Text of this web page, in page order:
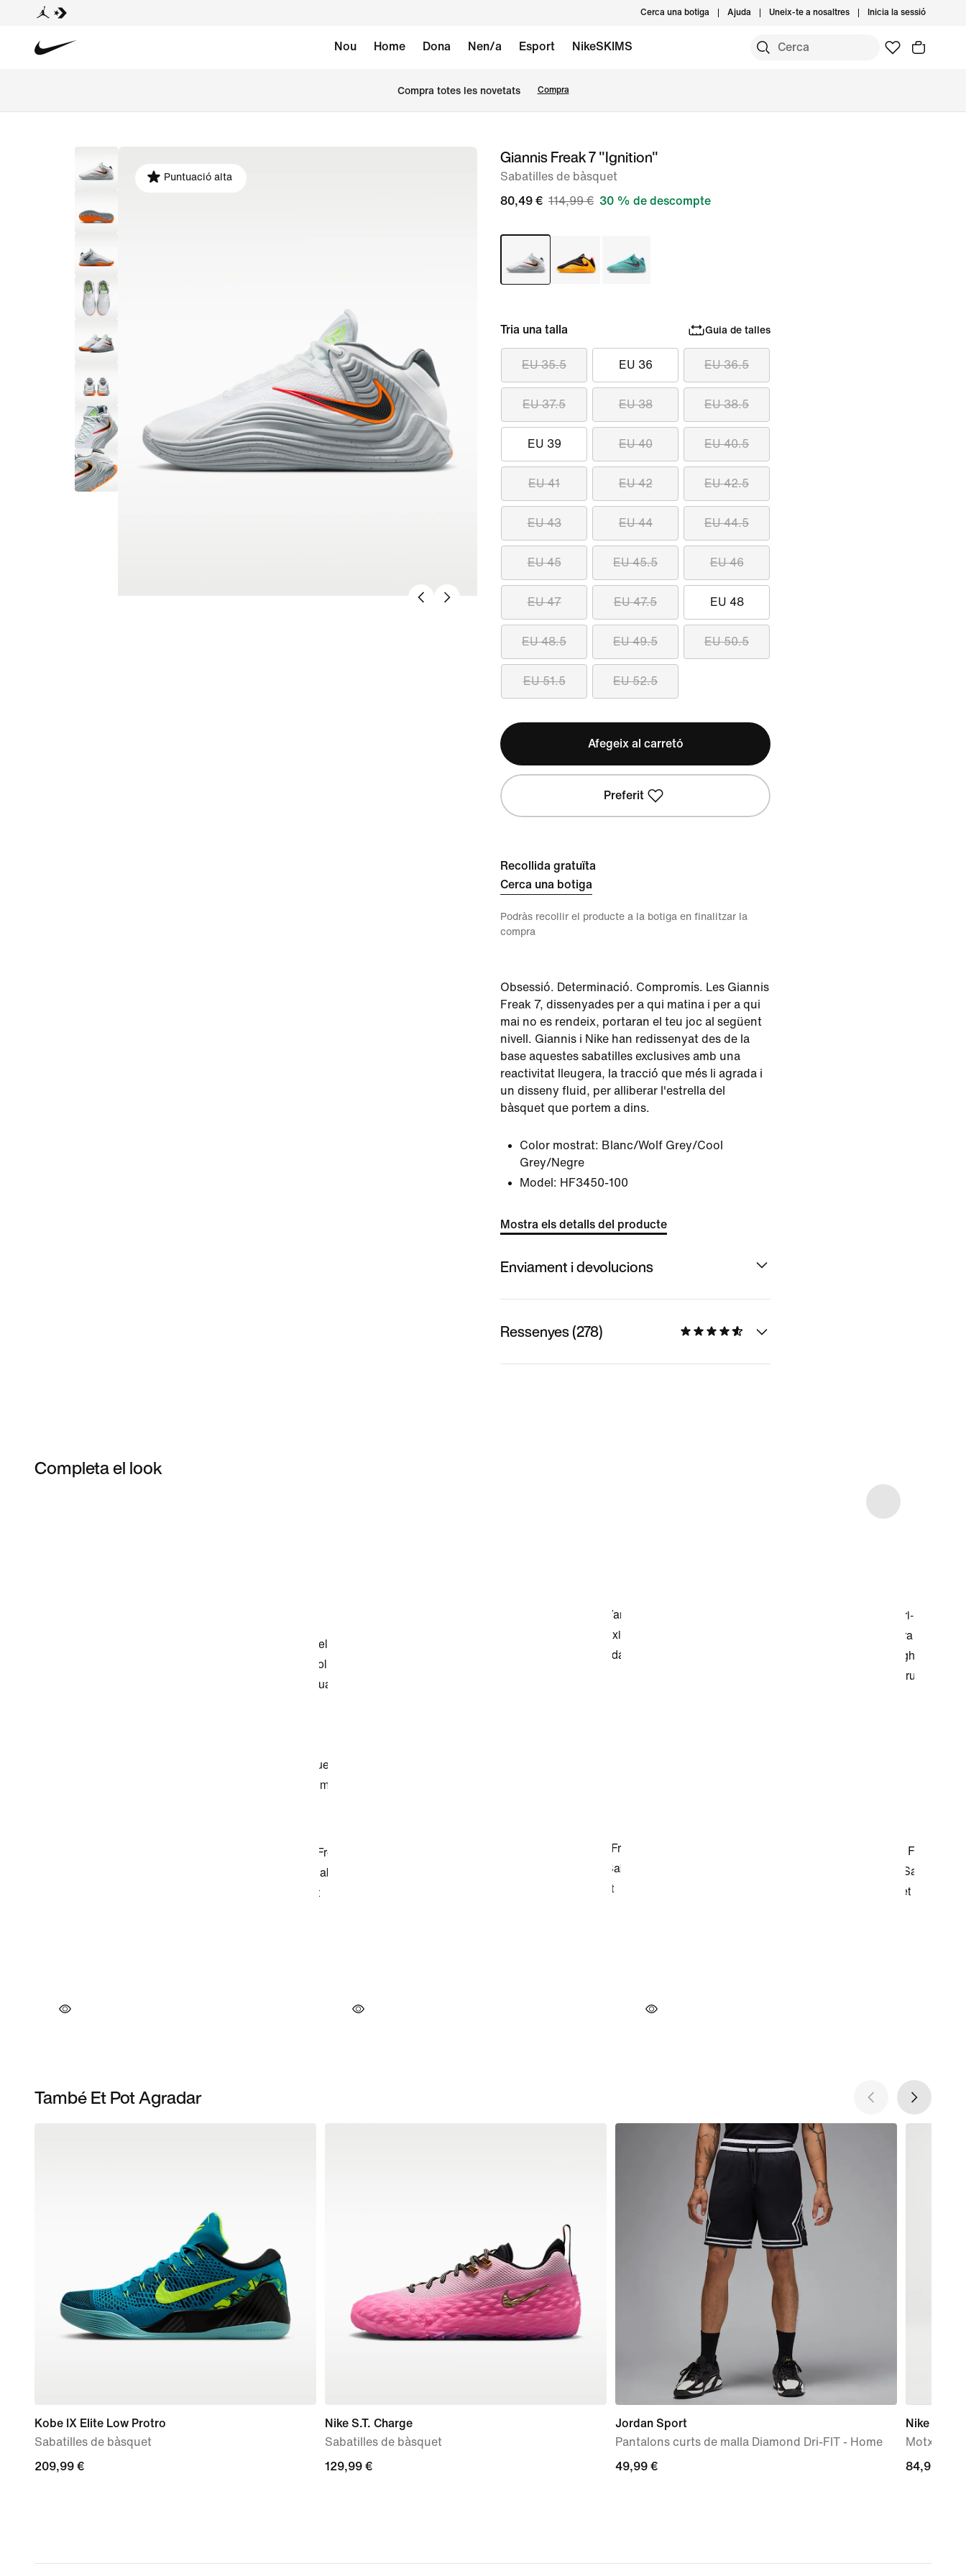
Cerca una botiga Ajuda Uneix-te a nosaltres Inicia la sessió
Nou Home Dona Nen/a Esport NikeSKIMS
Compra totes les novetats Compra
Imatge
Puntuació alta
Giannis Freak 7 "Ignition"
Sabatilles de bàsquet
80,49 € 114,99 € 30 % de descompte
Tria una talla Guia de talles
EU 35.5 EU 36 EU 36.5
EU 37.5 EU 38 EU 38.5
EU 39 EU 40 EU 40.5
EU 41 EU 42 EU 42.5
EU 43 EU 44 EU 44.5
EU 45 EU 45.5 EU 46
EU 47 EU 47.5 EU 48
EU 48.5 EU 49.5 EU 50.5
EU 51.5 EU 52.5
Afegeix al carretó
Preferit
Recollida gratuïta
Cerca una botiga
Podràs recollir el producte a la botiga en finalitzar la
compra
Obsessió. Determinació. Compromís. Les Giannis
Freak 7, dissenyades per a qui matina i per a qui
mai no es rendeix, portaran el teu joc al següent
nivell. Giannis i Nike han redissenyat des de la
base aquestes sabatilles exclusives amb una
reactivitat lleugera, la tracció que més li agrada i
un disseny fluid, per alliberar l'estrella del
bàsquet que portem a dins.
Color mostrat: Blanc/Wolf Grey/Cool
Grey/Negre
Model: HF3450-100
Mostra els detalls del producte
Enviament i devolucions
Ressenyes (278)
Completa el look
També Et Pot Agradar
Kobe IX Elite Low Protro
Sabatilles de bàsquet
209,99 €
209,99 €
Nike S.T. Charge
Sabatilles de bàsquet
129,99 €
129,99 €
Jordan Sport
Pantalons curts de malla Diamond Dri-FIT - Home
49,99 €
49,99 €
Nike
Motxilla
84,99 €
84,99 €